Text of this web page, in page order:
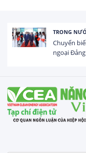
trong tư duy, nhận thức